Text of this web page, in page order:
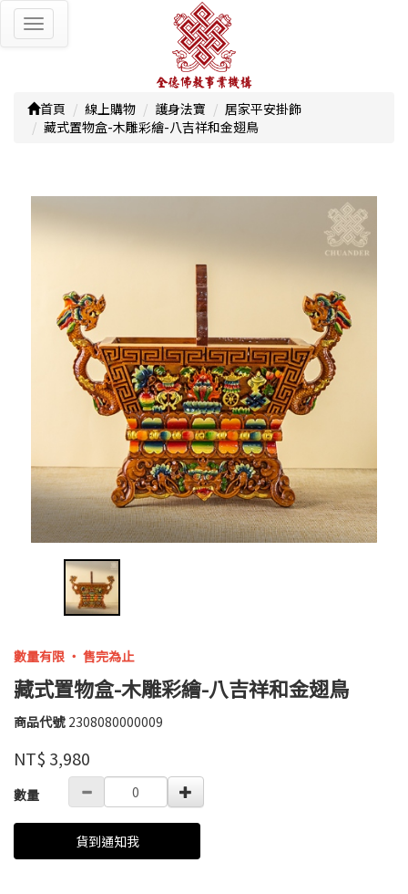
Toggle
navigation
首頁 線上購物 護身法寶
居家平安掛飾
藏式置物盒-木雕彩繪-八吉祥和金翅鳥
數量有限 ‧ 售完為止
藏式置物盒-木雕彩繪-八吉祥和金翅鳥
商品代號 2308080000009
2308080000009
品牌
高
婉
瑜
NT$ 3,980
GOODS000000000000003605205
數量
貨到通知我